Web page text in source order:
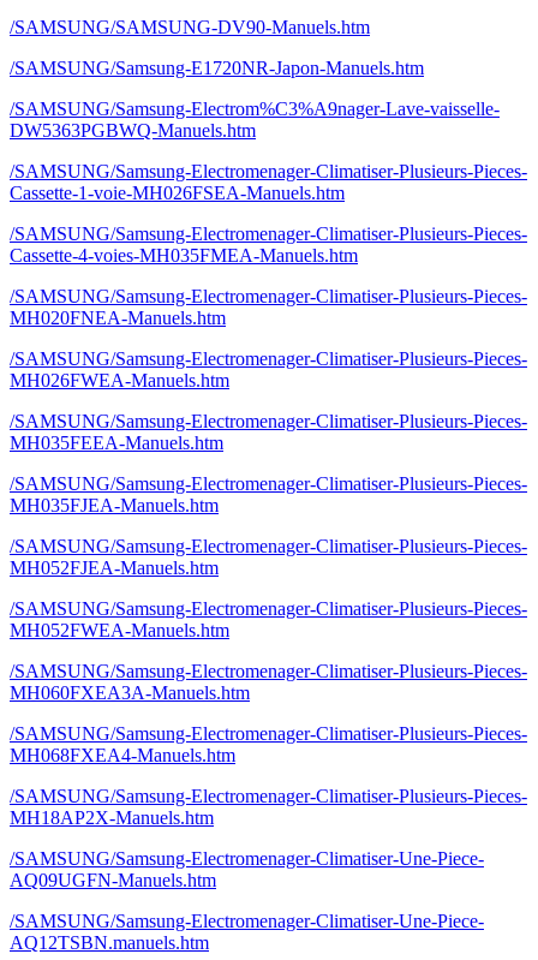
/SAMSUNG/SAMSUNG-DV90-Manuels.htm
/SAMSUNG/Samsung-E1720NR-Japon-Manuels.htm
/SAMSUNG/Samsung-Electrom%C3%A9nager-Lave-vaisselle-
DW5363PGBWQ-Manuels.htm
/SAMSUNG/Samsung-Electromenager-Climatiser-Plusieurs-Pieces-
Cassette-1-voie-MH026FSEA-Manuels.htm
/SAMSUNG/Samsung-Electromenager-Climatiser-Plusieurs-Pieces-
Cassette-4-voies-MH035FMEA-Manuels.htm
/SAMSUNG/Samsung-Electromenager-Climatiser-Plusieurs-Pieces-
MH020FNEA-Manuels.htm
/SAMSUNG/Samsung-Electromenager-Climatiser-Plusieurs-Pieces-
MH026FWEA-Manuels.htm
/SAMSUNG/Samsung-Electromenager-Climatiser-Plusieurs-Pieces-
MH035FEEA-Manuels.htm
/SAMSUNG/Samsung-Electromenager-Climatiser-Plusieurs-Pieces-
MH035FJEA-Manuels.htm
/SAMSUNG/Samsung-Electromenager-Climatiser-Plusieurs-Pieces-
MH052FJEA-Manuels.htm
/SAMSUNG/Samsung-Electromenager-Climatiser-Plusieurs-Pieces-
MH052FWEA-Manuels.htm
/SAMSUNG/Samsung-Electromenager-Climatiser-Plusieurs-Pieces-
MH060FXEA3A-Manuels.htm
/SAMSUNG/Samsung-Electromenager-Climatiser-Plusieurs-Pieces-
MH068FXEA4-Manuels.htm
/SAMSUNG/Samsung-Electromenager-Climatiser-Plusieurs-Pieces-
MH18AP2X-Manuels.htm
/SAMSUNG/Samsung-Electromenager-Climatiser-Une-Piece-
AQ09UGFN-Manuels.htm
/SAMSUNG/Samsung-Electromenager-Climatiser-Une-Piece-
AQ12TSBN.manuels.htm